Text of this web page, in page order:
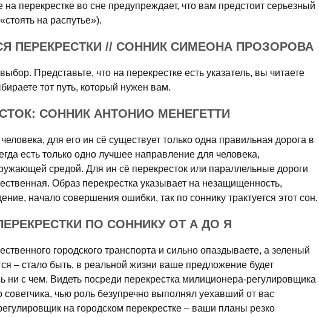
перекрестке во сне предупреждает, что вам предстоит серьезный
на распутье»).
ПЕРЕКРЕСТКИ // СОННИК СИМЕОНА ПРОЗОРОВА
Представьте, что на перекрестке есть указатель, вы читаете
тот путь, который нужен вам.
СОННИК АНТОНИО МЕНЕГЕТТИ
для его ин сё существует только одна правильная дорога в
есть только одно лучшее направление для человека,
средой. Для ин сё перекресток или параллельные дороги
Образ перекрестка указывает на незащищенность,
начало совершения ошибки, так по соннику трактуется этот сон.
ПО СОННИКУ ОТ А ДО Я
городского транспорта и сильно опаздываете, а зеленый
– стало быть, в реальной жизни ваше предложение будет
ни с чем. Видеть посреди перекрестка милиционера-регулировщика
советчика, чью роль безупречно выполнял уехавший от вас
на городском перекрестке – ваши планы резко